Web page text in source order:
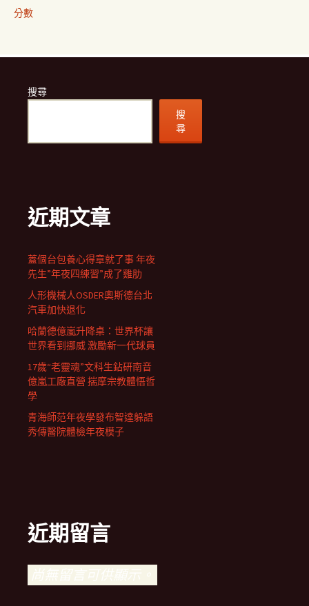
分數
搜尋
搜
尋
近期文章
蓋個台包養心得章就了事 年夜
先生”年夜四練習”成了雞肋
人形機械人OSDER奧斯德台北
汽車加快退化
哈蘭德億嵐升降桌：世界杯讓
世界看到挪威 激勵新一代球員
17歲“老靈魂”文科生鉆研南音
億嵐工廠直營 揣摩宗教體悟哲
學
青海師范年夜學發布智達躲語
秀傳醫院體檢年夜模子
近期留言
尚無留言可供顯示。